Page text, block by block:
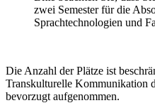
zwei Semester für die
Sprachtechnologien und
Die Anzahl der Plätze ist
Transkulturelle Kommunikation
bevorzugt aufgenommen.